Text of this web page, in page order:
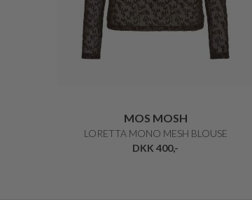
MOS MOSH
LORETTA MONO MESH BLOUSE
DKK 400,-